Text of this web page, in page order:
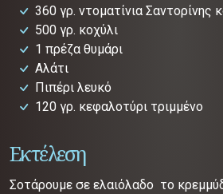
360 γρ. ντοματίνια Σαντορίνης
500 γρ. κοχύλι
1 πρέζα θυμάρι
Αλάτι
Πιπέρι λευκό
120 γρ. κεφαλοτύρι τριμμένο
Εκτέλεση
Σοτάρουμε σε ελαιόλαδο το